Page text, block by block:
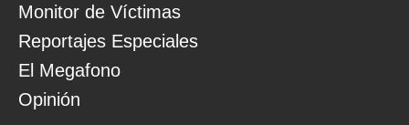
Monitor de Víctimas
Reportajes Especiales
El Megafono
Opinión